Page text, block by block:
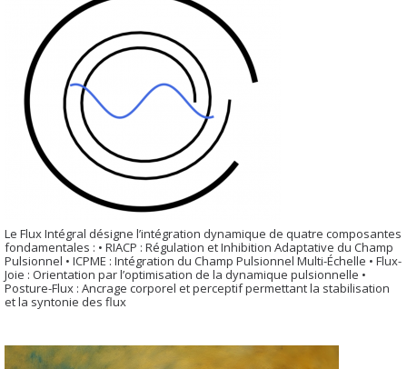
Le Flux Intégral désigne l’intégration dynamique de quatre composantes
fondamentales : • RIACP : Régulation et Inhibition Adaptative du Champ
Pulsionnel • ICPME : Intégration du Champ Pulsionnel Multi-Échelle • Flux-
Joie : Orientation par l’optimisation de la dynamique pulsionnelle •
Posture-Flux : Ancrage corporel et perceptif permettant la stabilisation
et la syntonie des flux